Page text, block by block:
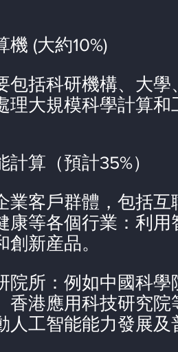
機 (大約10%)
包括科研機構、大
理大規模科學計算
計算（預計35%）
業客戶群體，包括
康等各個行業：利
創新産品。
院所：例如中國科
香港應用科技研究
人工智能能力發展及